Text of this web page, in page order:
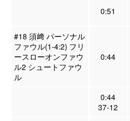
0:51
#18 須﨑 パーソナル
ファウル(1-4:2) フリ
ースローオンファウ
ル2 シュートファウ
ル
0:44
0:44
37-12